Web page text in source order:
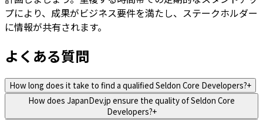
プにより、成果がビジネス要件を満たし、ステークホルダー
に情報が共有されます。
よくある質問
How long does it take to find a qualified Seldon Core Developers?+
How does JapanDev.jp ensure the quality of Seldon Core
Developers?+